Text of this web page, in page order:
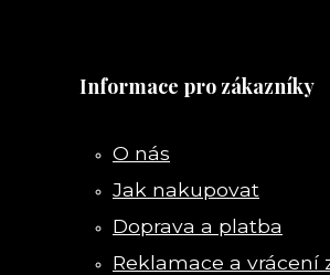
Informace pro zákazníky
O nás
Jak nakupovat
Doprava a platba
Reklamace a vrácení